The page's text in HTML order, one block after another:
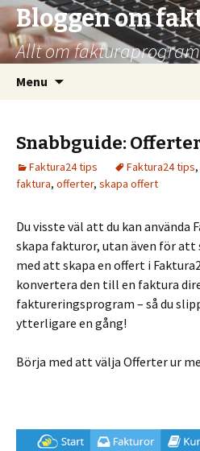
Bloggen om
Allt om
Menu
Snabbguide:
Faktura24 tips Faktura24 tips,
faktura, offerter, skapa offert
Du visste väl att du kan
skapa fakturor, utan även för att
med att skapa en offert i
konvertera den till en faktura
faktureringsprogram – så du
ytterligare en gång!
Börja med att välja Offerter ur